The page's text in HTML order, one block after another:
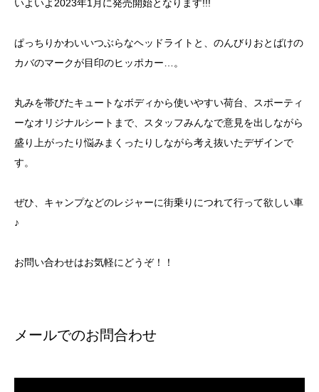
いよいよ2023年1月に発売開始となります!!!
ぱっちりかわいいつぶらなヘッドライトと、のんびりおとばけの
カバのマークが目印のヒッポカー…。
丸みを帯びたキュートなボディから使いやすい荷台、スポーティ
ーなオリジナルシートまで、スタッフみんなで意見を出しながら
盛り上がったり悩みまくったりしながら考え抜いたデザインで
す。
ぜひ、キャンプなどのレジャーに街乗りにつれて行って欲しい車
♪
お問い合わせはお気軽にどうぞ！！
メールでのお問合わせ